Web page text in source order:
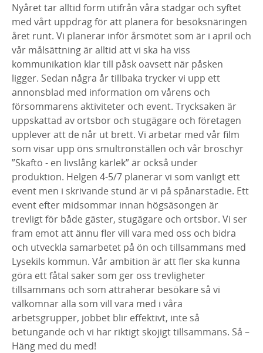
Nyåret tar alltid form utifrån våra stadgar och syftet
med vårt uppdrag för att planera för besöksnäringen
året runt. Vi planerar inför årsmötet som är i april och
vår målsättning är alltid att vi ska ha viss
kommunikation klar till påsk oavsett när påsken
ligger. Sedan några år tillbaka trycker vi upp ett
annonsblad med information om vårens och
försommarens aktiviteter och event. Trycksaken är
uppskattad av ortsbor och stugägare och företagen
upplever att de når ut brett. Vi arbetar med vår film
som visar upp öns smultronställen och vår broschyr
”Skaftö - en livslång kärlek” är också under
produktion. Helgen 4-5/7 planerar vi som vanligt ett
event men i skrivande stund är vi på spånarstadie. Ett
event efter midsommar innan högsäsongen är
trevligt för både gäster, stugägare och ortsbor. Vi ser
fram emot att ännu fler vill vara med oss och bidra
och utveckla samarbetet på ön och tillsammans med
Lysekils kommun. Vår ambition är att fler ska kunna
göra ett fåtal saker som ger oss trevligheter
tillsammans och som attraherar besökare så vi
välkomnar alla som vill vara med i våra
arbetsgrupper, jobbet blir effektivt, inte så
betungande och vi har riktigt skojigt tillsammans. Så –
Häng med du med!